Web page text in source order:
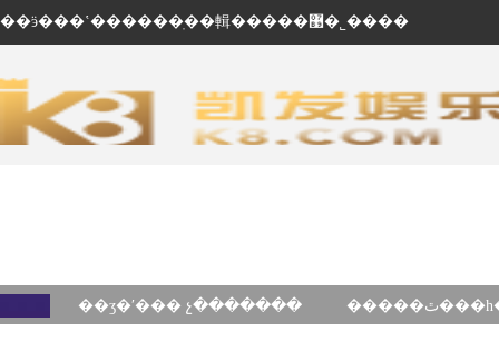
��ӭ���ʽ������ֽ��輯�����޹�˾����
��ʒ�ʹ��� չ�������